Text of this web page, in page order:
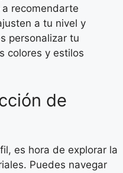
recomendarte
a tu nivel y
personalizar tu
colores y estilos
de
es hora de explorar la
Puedes navegar